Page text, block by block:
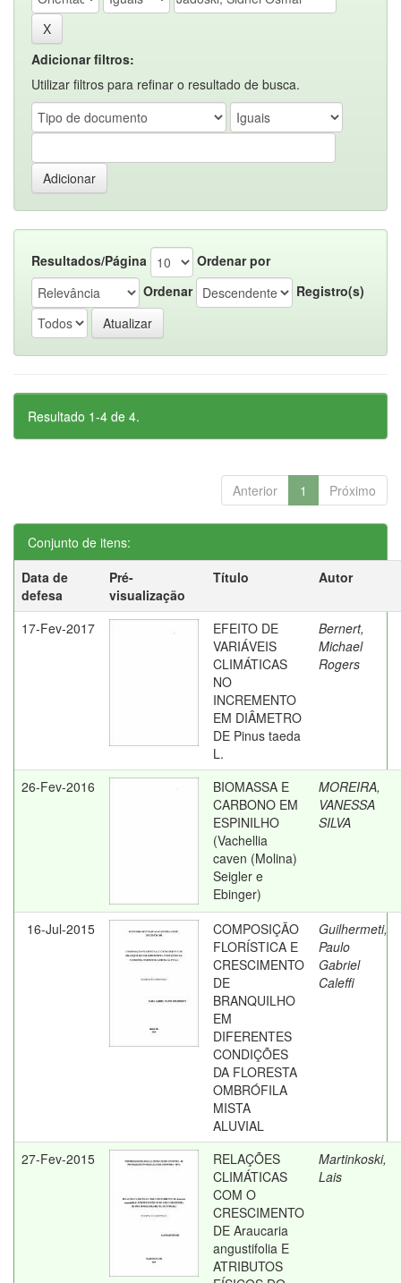
Adicionar filtros:
Utilizar filtros para refinar o resultado de busca.
Resultados/Página
Ordenar por
Ordenar
Registro(s)
Resultado 1-4 de 4.
Anterior 1 Próximo
Conjunto de itens:
Data de
defesa
Pré-
visualização
Título Autor
17-Fev-2017
EFEITO DE
VARIÁVEIS
CLIMÁTICAS
NO
INCREMENTO
EM DIÂMETRO
DE Pinus taeda
L.
Bernert,
Michael
Rogers
26-Fev-2016
BIOMASSA E
CARBONO EM
ESPINILHO
(Vachellia
caven (Molina)
Seigler e
Ebinger)
MOREIRA,
VANESSA
SILVA
16-Jul-2015
COMPOSIÇÃO
FLORÍSTICA E
CRESCIMENTO
DE
BRANQUILHO
EM
DIFERENTES
CONDIÇÕES
DA FLORESTA
OMBRÓFILA
MISTA
ALUVIAL
Guilhermeti,
Paulo
Gabriel
Caleffi
27-Fev-2015
RELAÇÕES
CLIMÁTICAS
COM O
CRESCIMENTO
DE Araucaria
angustifolia E
ATRIBUTOS
Martinkoski,
Lais